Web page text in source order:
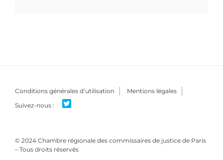
Conditions générales d’utilisation Mentions légales
© 2024 Chambre régionale des commissaires de justice de Paris
– Tous droits réservés